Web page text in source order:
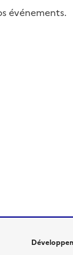
événements.